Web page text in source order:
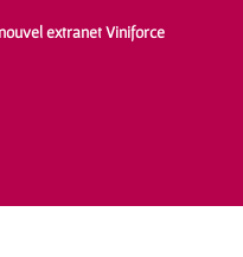
extranet Viniforce